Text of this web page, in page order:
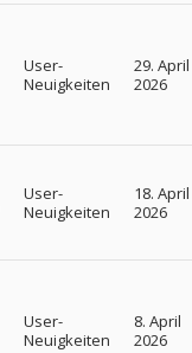
User-
Neuigkeiten
29. April
2026
User-
Neuigkeiten
18. April
2026
User-
Neuigkeiten
8. April
2026